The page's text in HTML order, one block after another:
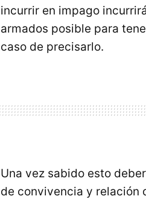
incurrir en impago
armados posible para
caso de precisarlo.
Una vez sabido esto
de convivencia y relación